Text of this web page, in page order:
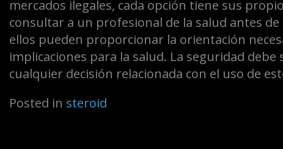
mercados ilegales, cada opción tiene sus
consultar a un profesional de la salud antes
ellos pueden proporcionar la orientación
implicaciones para la salud. La seguridad
cualquier decisión relacionada con el uso de
Posted in steroid